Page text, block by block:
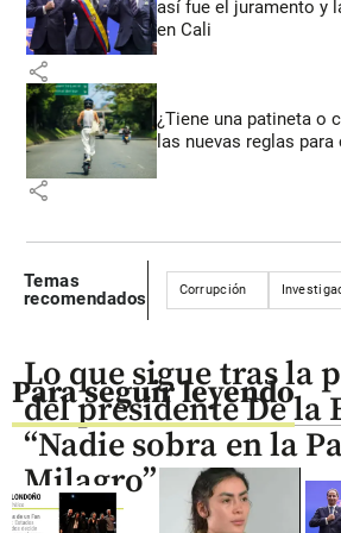
así fue el juramento y
en Cali
share
¿Tiene una patineta o
las nuevas reglas
share
Temas
recomendados
Corrupción
Para seguir leyendo
Lo que sigue tras la
del presidente De la
“Nadie sobra en la
Milagro”